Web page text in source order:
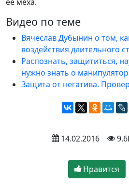
Видео по теме
Вячеслав Дубынин о том,
воздействия длительного
Распознать, защититься,
нужно знать о
Защита от негатива.
14.02.2016
Нравится